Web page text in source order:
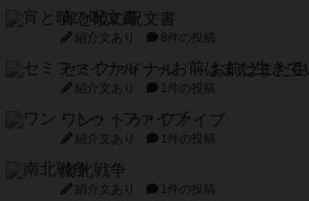
宵と暁の呪文書
紹介文あり 8件の投稿
セミファイナル ～お前はまだ生
紹介文あり 1件の投稿
ワン・トゥ・ファイブ
紹介文あり 1件の投稿
南北戦争
紹介文あり 1件の投稿